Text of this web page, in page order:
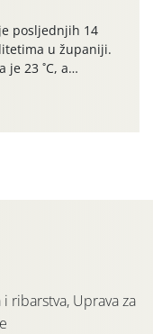
ljepljivim Rebell
posljednjih 14
u županiji.
23 ˚C, a
do 35 ˚C.
ribarstva, Uprava za